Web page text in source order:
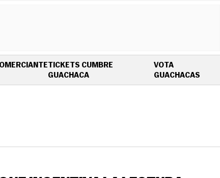
TICKETS CUMBRE
GUACHACAOPENS IN NEW WINDOW
VOTA
GUACHACAS